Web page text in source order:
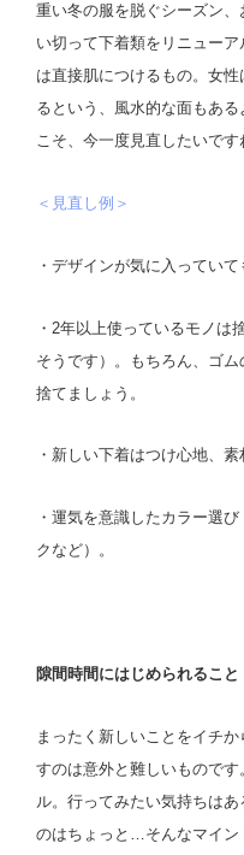
重い冬の服を脱ぐシーズン
い切って下着類をリニュー
は直接肌につけるもの。女
るという、風水的な面もあ
こそ、今一度見直したいです
＜見直し例＞
・デザインが気に入ってい
・2年以上使っているモノは
そうです）。もちろん、ゴ
捨てましょう。
・新しい下着はつけ心地、素
・運気を意識したカラー選
クなど）。
隙間時間にはじめられること
まったく新しいことをイチ
すのは意外と難しいもので
ル。行ってみたい気持ちは
のはちょっと…そんなマイン